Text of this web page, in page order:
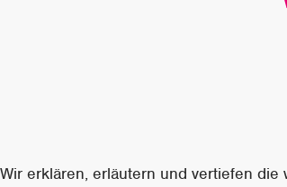
Wir erklären, erläutern und vertiefen